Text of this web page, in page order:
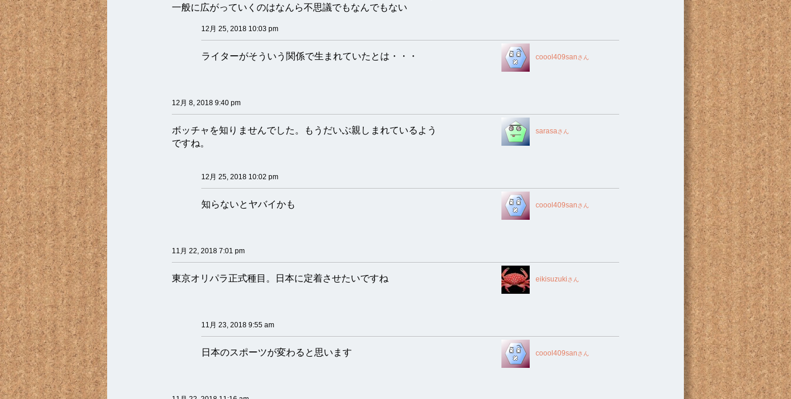
一般に広がっていくのはなんら不思議でもなんでもない
12月 25, 2018 10:03 pm
coool409sanさん
ライターがそういう関係で生まれていたとは・・・
12月 8, 2018 9:40 pm
sarasaさん
ボッチャを知りませんでした。もうだいぶ親しまれているよう
ですね。
12月 25, 2018 10:02 pm
coool409sanさん
知らないとヤバイかも
11月 22, 2018 7:01 pm
eikisuzukiさん
東京オリパラ正式種目。日本に定着させたいですね
11月 23, 2018 9:55 am
coool409sanさん
日本のスポーツが変わると思います